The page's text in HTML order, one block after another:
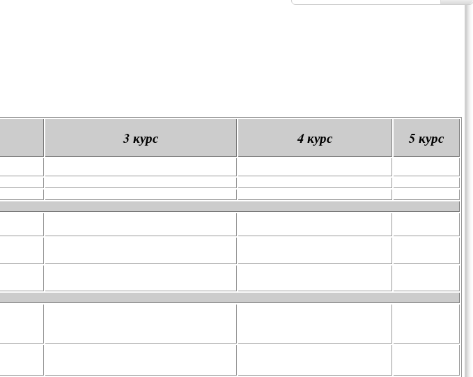
3 курс 4 курс 5 курс